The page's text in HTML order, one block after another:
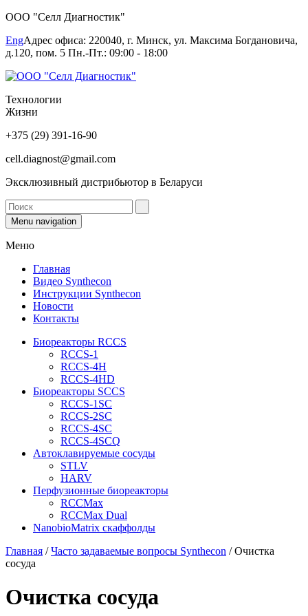
ООО "Селл Диагностик"
EngАдрес офиса: 220040, г. Минск, ул. Максима Богдановича,
д.120, пом. 5 Пн.-Пт.: 09:00 - 18:00
Технологии
Жизни
+375 (29) 391-16-90
cell.diagnost@gmail.com
Эксклюзивный дистрибьютор в Беларуси
Menu navigation
Меню
Главная
Видео Synthecon
Инструкции Synthecon
Новости
Контакты
Биореакторы RCCS
RCCS-1
RCCS-4H
RCCS-4HD
Биореакторы SCCS
RCCS-1SC
RCCS-2SC
RCCS-4SC
RCCS-4SCQ
Автоклавируемые сосуды
STLV
HARV
Перфузионные биореакторы
RCCMax
RCCMax Dual
NanobioMatrix скаффолды
Главная /Часто задаваемые вопросы Synthecon /Очистка
сосуда
Очистка сосуда